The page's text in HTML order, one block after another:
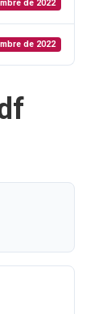
de 2022
de 2022